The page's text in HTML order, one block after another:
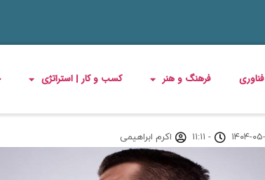
فرهنگ و هنر کسب و کار | استراتژی
۰۵-۳۱ - ۱۱:۱۱ اکرم ابراهیمی